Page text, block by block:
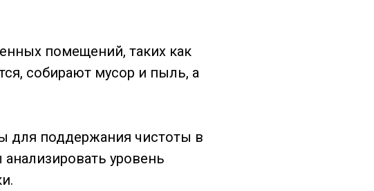
помещений, таких как
собирают мусор и пыль, а
для поддержания чистоты в
уровень